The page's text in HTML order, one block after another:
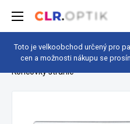
Toto je velkoobchod určený pro
cen a možnosti nákupu se
Optická dílna
Koncovky stranic